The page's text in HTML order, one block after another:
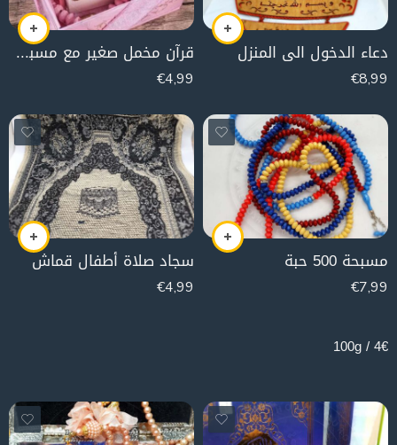
دعاء الدخول الى المنزل
€8,99
قرآن مخمل صغير مع مسبحة (زهر)
€4,99
مسبحة 500 حبة
€7,99
4€ / 100g
سجاد صلاة أطفال قماش
€4,99